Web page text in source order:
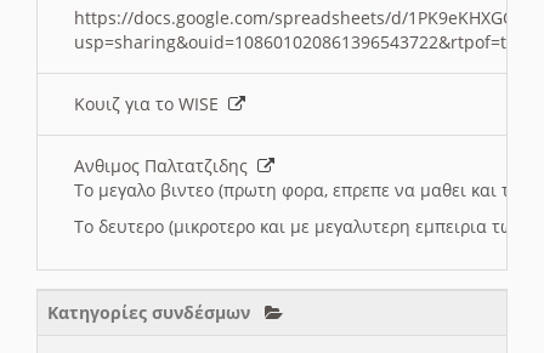
https://docs.google.com/spreadsheets/d/
Κουιζ για το WISE
Ανθιμος Παλτατζιδης
Το μεγαλο βιντεο (πρωτη φορα, επρεπε να μαθει και το
Το δευτερο (μικροτερο και με μεγαλυτερη εμπειρια
Κατηγορίες συνδέσμων